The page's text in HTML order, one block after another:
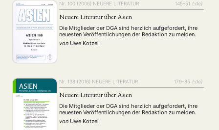
ANTRAG AUF EINEN SMALL GRANT DER DGA MITGLIEDERBEREICH DIE DGA
MITGLIEDSCHAFT
Aktuelles von unseren Mitgliedern Art
Auszeichnung
Cinema (4) DGA
Hybrid (172)
Medien (24) Migration (39) Nationalism (6) Online (235)
Philosophie (12) Politik (417) Politikwissenschaften
Präsentation (13) Programm (5) Publikation (23) Recht (20)
Religion (75) Sozialwissenschaften (4) Sprache (36) Sprachkurse (8)
Stellenausschreibung (661)
Nr. 100 (2006) NEUERE LITERATUR 145–51 {:de}
Neuere Literatur über Asien
Die Mitglieder der DGA sind herzlich aufgefordert, ihre
neuesten Veröffentlichungen der Redaktion zu melden.
von Uwe Kotzel
Nr. 138 (2016) NEUERE LITERATUR 179–85 {:de}
Neuere Literatur über Asien
Die Mitglieder der DGA sind herzlich aufgefordert, ihre
neuesten Veröffentlichungen der Redaktion zu melden.
von Uwe Kotzel